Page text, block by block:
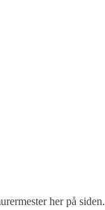
her på siden.